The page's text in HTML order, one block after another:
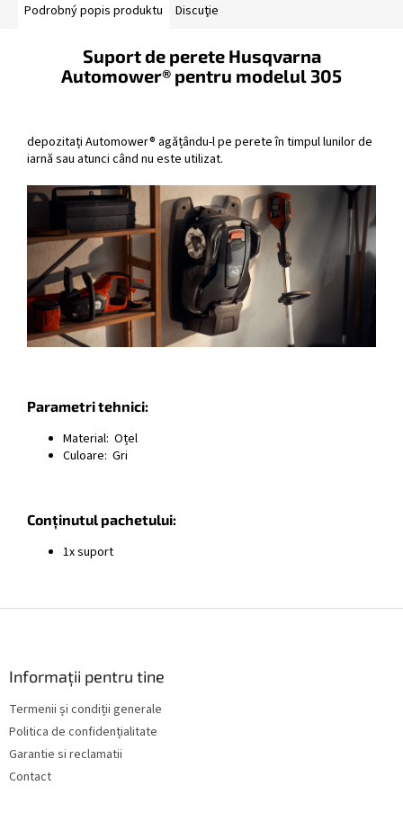
Podrobný popis produktu Discuţie
Suport de perete Husqvarna
Automower® pentru modelul 305
depozitați Automower® agățându-l pe perete în timpul lunilor de
iarnă sau atunci când nu este utilizat.
Parametri tehnici:
Material: Oțel
Culoare: Gri
Conținutul pachetului:
1x suport
Informații pentru tine
Termenii și condiții generale
Politica de confidențialitate
Garantie si reclamatii
Contact